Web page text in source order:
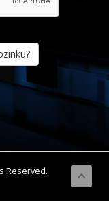
Reserved.